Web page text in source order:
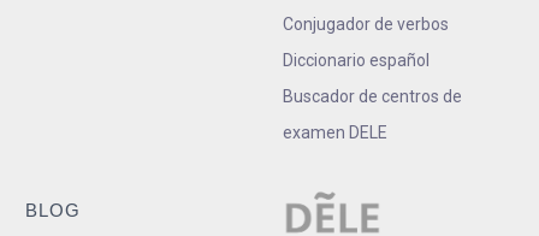
Conjugador de verbos
Diccionario español
Buscador de centros de
examen DELE
BLOG